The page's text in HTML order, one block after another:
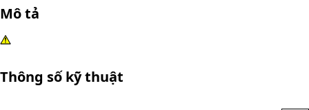
Mô tả
Thông số kỹ thuật